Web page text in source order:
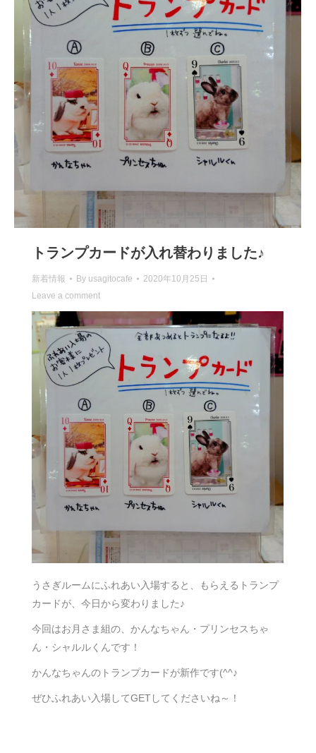
トランプカードが入れ替わりました♪
新着情報 By usagitocafe
2020年10月25日
Leave a comment
うさぎルームにふれあい入場すると、もらえるトランプ
カードが、今日から変わりました♪
今回はお月さま組の、かんなちゃん・プリンセスちゃ
ん・シャルルくんです！
かんなちゃんのトランプカードが新作です(^^♪
ぜひふれあい入場してGETしてくださいね～！